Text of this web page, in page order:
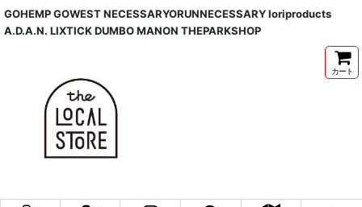
GOHEMP GOWEST NECESSARYORUNNECESSARY Ioriproducts
A.D.A.N. LIXTICK DUMBO MANON THEPARKSHOP
カート